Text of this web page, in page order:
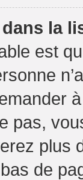
dans la
est
pas,
plus
de